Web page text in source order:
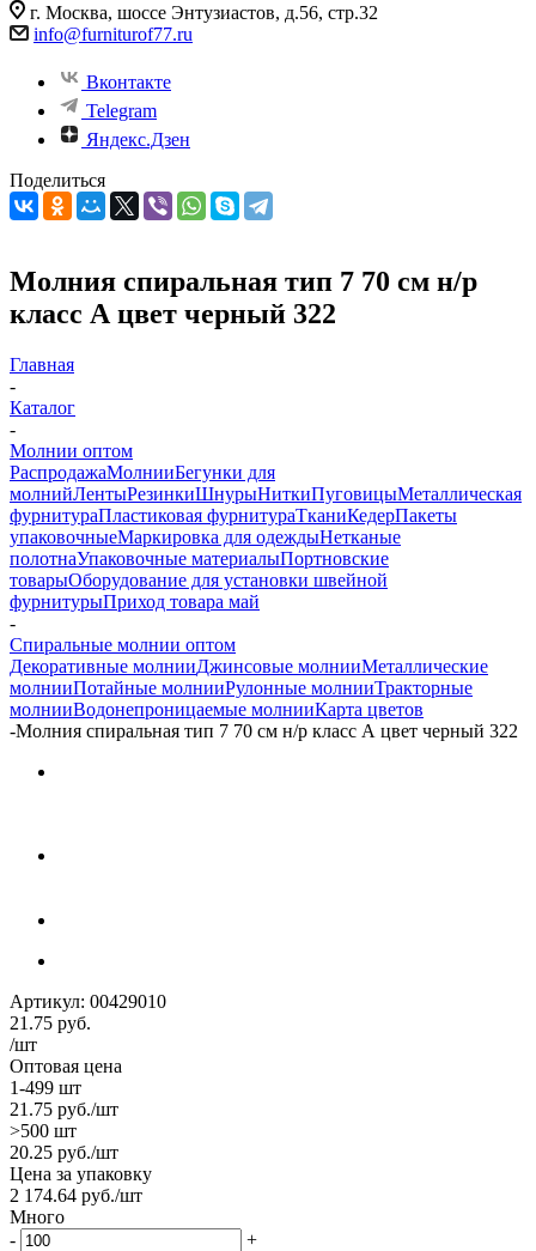
г. Москва, шоссе Энтузиастов, д.56, стр.32
info@furniturof77.ru
Вконтакте
Telegram
Яндекс.Дзен
Поделиться
Молния спиральная тип 7 70 см н/р
класс А цвет черный 322
Главная
-
Каталог
-
Молнии оптом
РаспродажаМолнииБегунки для
молнийЛентыРезинкиШнурыНиткиПуговицыМеталлическая
фурнитураПластиковая фурнитураТканиКедерПакеты
упаковочныеМаркировка для одеждыНетканые
полотнаУпаковочные материалыПортновские
товарыОборудование для установки швейной
фурнитурыПриход товара май
-
Спиральные молнии оптом
Декоративные молнииДжинсовые молнииМеталлические
молнииПотайные молнииРулонные молнииТракторные
молнииВодонепроницаемые молнииКарта цветов
-Молния спиральная тип 7 70 см н/р класс А цвет черный 322
Артикул: 00429010
21.75 руб.
/шт
Оптовая цена
1-499 шт
21.75 руб./шт
>500 шт
20.25 руб./шт
Цена за упаковку
2 174.64 руб./шт
Много
-
+